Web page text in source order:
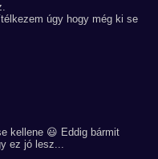
úgy hogy még ki se
kellene 😃 Eddig bármit
ez jó lesz...